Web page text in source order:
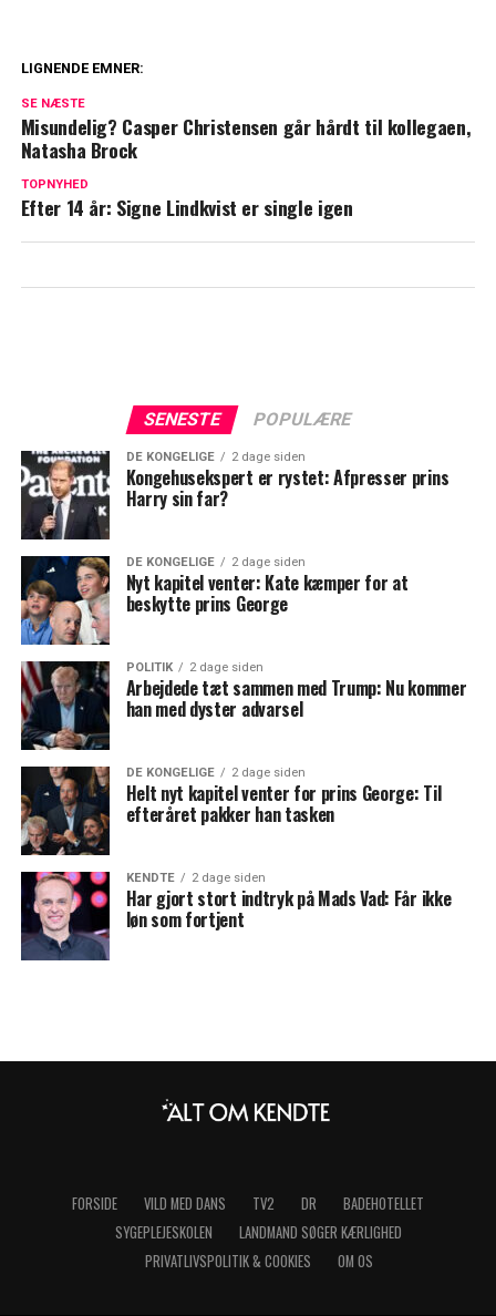
Kate vil ikke tilgive
LIGNENDE EMNER:
SE NÆSTE
Misundelig? Casper Christensen går hårdt til kollegaen,
Natasha Brock
TOPNYHED
Efter 14 år: Signe Lindkvist er single igen
SENESTE POPULÆRE
DE KONGELIGE 2 dage siden
Kongehusekspert er rystet: Afpresser prins
Harry sin far?
DE KONGELIGE 2 dage siden
Nyt kapitel venter: Kate kæmper for at
beskytte prins George
POLITIK 2 dage siden
Arbejdede tæt sammen med Trump: Nu kommer
han med dyster advarsel
DE KONGELIGE 2 dage siden
Helt nyt kapitel venter for prins George: Til
efteråret pakker han tasken
KENDTE 2 dage siden
Har gjort stort indtryk på Mads Vad: Får ikke
løn som fortjent
FORSIDE VILD MED DANS TV2 DR
BADEHOTELLET
SYGEPLEJESKOLEN
LANDMAND SØGER KÆRLIGHED
PRIVATLIVSPOLITIK & COOKIES
OM OS